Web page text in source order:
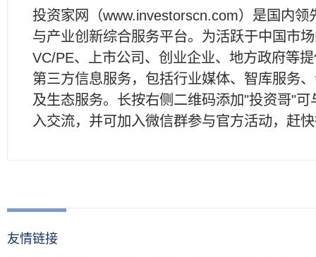
投资家网（www.investorscn.com）是国内领
与产业创新综合服务平台。为活跃于中国市
VC/PE、上市公司、创业企业、地方政府等
第三方信息服务，包括行业媒体、智库服务
及生态服务。长按右侧二维码添加"投资哥"可
入交流，并可加入微信群参与官方活动，赶
友情链接